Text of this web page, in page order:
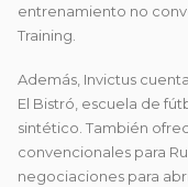
entrenamiento no
Training.
Además, Invictus
El Bistró, escuela de
sintético. También
convencionales para
negociaciones para